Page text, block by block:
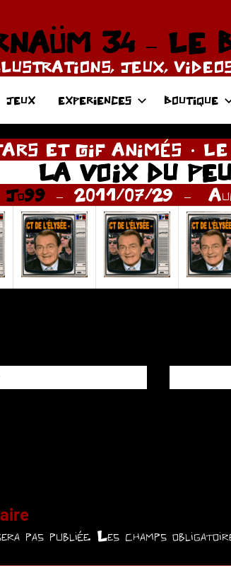
34 – LE
JEUX,
JEUX EXPERIENCES BOUTIQUE
ET GIF ANIMÉS
LA VOIX DU
Jo99 2011/07/29
pas publiée. Les champs